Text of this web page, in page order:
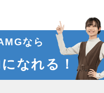
なら
なれる！